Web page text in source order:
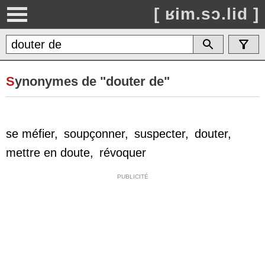
[ ʁim.sɔ.lid ]
Synonymes de "douter de"
se méfier, soupçonner, suspecter, douter,
mettre en doute, révoquer
PUBLICITÉ